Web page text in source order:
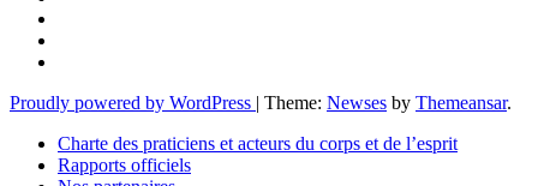
Proudly powered by WordPress | Theme: Newses by Themeansar.
Charte des praticiens et acteurs du corps et de l’esprit
Rapports officiels